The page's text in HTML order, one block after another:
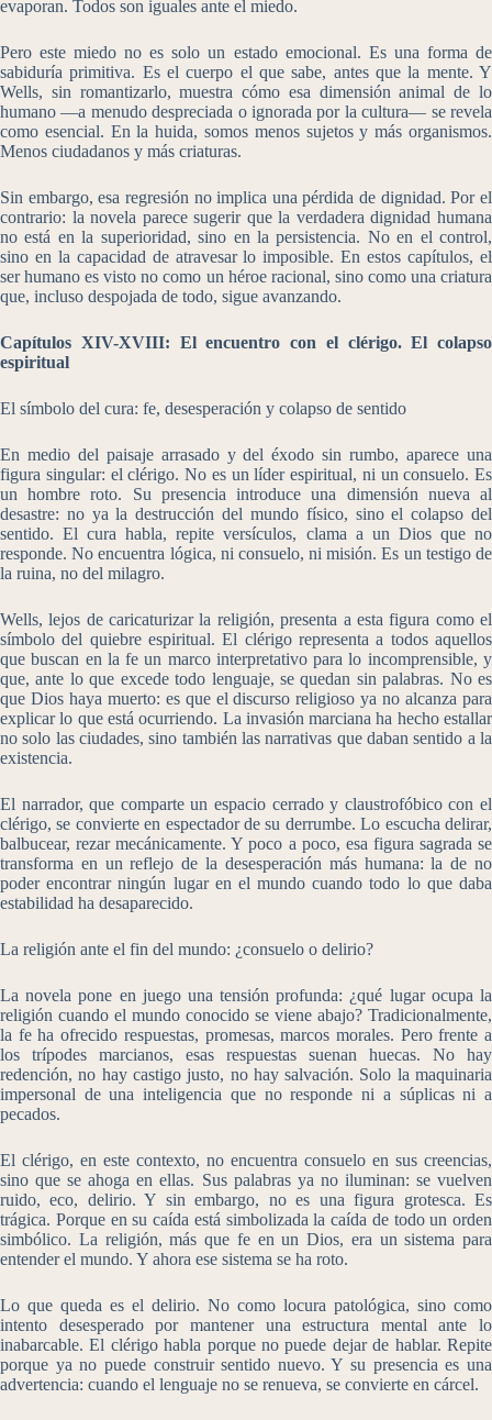
evaporan. Todos son iguales ante el miedo.
Pero este miedo no es solo un estado emocional. Es una forma de
sabiduría primitiva. Es el cuerpo el que sabe, antes que la mente. Y
Wells, sin romantizarlo, muestra cómo esa dimensión animal de lo
humano —a menudo despreciada o ignorada por la cultura— se revela
como esencial. En la huida, somos menos sujetos y más organismos.
Menos ciudadanos y más criaturas.
Sin embargo, esa regresión no implica una pérdida de dignidad. Por el
contrario: la novela parece sugerir que la verdadera dignidad humana
no está en la superioridad, sino en la persistencia. No en el control,
sino en la capacidad de atravesar lo imposible. En estos capítulos, el
ser humano es visto no como un héroe racional, sino como una criatura
que, incluso despojada de todo, sigue avanzando.
Capítulos XIV-XVIII: El encuentro con el clérigo. El colapso
espiritual
El símbolo del cura: fe, desesperación y colapso de sentido
En medio del paisaje arrasado y del éxodo sin rumbo, aparece una
figura singular: el clérigo. No es un líder espiritual, ni un consuelo. Es
un hombre roto. Su presencia introduce una dimensión nueva al
desastre: no ya la destrucción del mundo físico, sino el colapso del
sentido. El cura habla, repite versículos, clama a un Dios que no
responde. No encuentra lógica, ni consuelo, ni misión. Es un testigo de
la ruina, no del milagro.
Wells, lejos de caricaturizar la religión, presenta a esta figura como el
símbolo del quiebre espiritual. El clérigo representa a todos aquellos
que buscan en la fe un marco interpretativo para lo incomprensible, y
que, ante lo que excede todo lenguaje, se quedan sin palabras. No es
que Dios haya muerto: es que el discurso religioso ya no alcanza para
explicar lo que está ocurriendo. La invasión marciana ha hecho estallar
no solo las ciudades, sino también las narrativas que daban sentido a la
existencia.
El narrador, que comparte un espacio cerrado y claustrofóbico con el
clérigo, se convierte en espectador de su derrumbe. Lo escucha delirar,
balbucear, rezar mecánicamente. Y poco a poco, esa figura sagrada se
transforma en un reflejo de la desesperación más humana: la de no
poder encontrar ningún lugar en el mundo cuando todo lo que daba
estabilidad ha desaparecido.
La religión ante el fin del mundo: ¿consuelo o delirio?
La novela pone en juego una tensión profunda: ¿qué lugar ocupa la
religión cuando el mundo conocido se viene abajo? Tradicionalmente,
la fe ha ofrecido respuestas, promesas, marcos morales. Pero frente a
los trípodes marcianos, esas respuestas suenan huecas. No hay
redención, no hay castigo justo, no hay salvación. Solo la maquinaria
impersonal de una inteligencia que no responde ni a súplicas ni a
pecados.
El clérigo, en este contexto, no encuentra consuelo en sus creencias,
sino que se ahoga en ellas. Sus palabras ya no iluminan: se vuelven
ruido, eco, delirio. Y sin embargo, no es una figura grotesca. Es
trágica. Porque en su caída está simbolizada la caída de todo un orden
simbólico. La religión, más que fe en un Dios, era un sistema para
entender el mundo. Y ahora ese sistema se ha roto.
Lo que queda es el delirio. No como locura patológica, sino como
intento desesperado por mantener una estructura mental ante lo
inabarcable. El clérigo habla porque no puede dejar de hablar. Repite
porque ya no puede construir sentido nuevo. Y su presencia es una
advertencia: cuando el lenguaje no se renueva, se convierte en cárcel.